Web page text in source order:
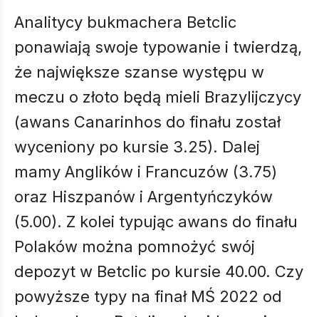
Analitycy bukmachera Betclic
ponawiają swoje typowanie i twierdzą,
że największe szanse występu w
meczu o złoto będą mieli Brazylijczycy
(awans Canarinhos do finału został
wyceniony po kursie 3.25). Dalej
mamy Anglików i Francuzów (3.75)
oraz Hiszpanów i Argentyńczyków
(5.00). Z kolei typując awans do finału
Polaków można pomnożyć swój
depozyt w Betclic po kursie 40.00. Czy
powyższe typy na finał MŚ 2022 od